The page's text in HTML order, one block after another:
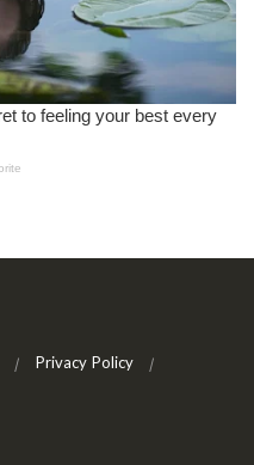
Privacy Policy